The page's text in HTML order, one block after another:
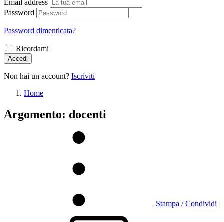
Email address
Password
Password dimenticata?
Ricordami
Accedi
Non hai un account? Iscriviti
Home
Argomento: docenti
Stampa / Condividi